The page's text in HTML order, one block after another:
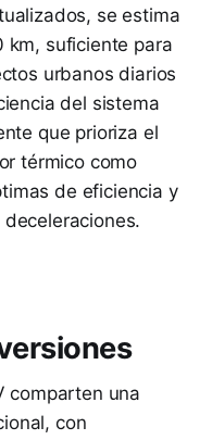
se estima
km, suficiente para
urbanos diarios
del sistema
que prioriza el
térmico como
de eficiencia y
comparten una
con